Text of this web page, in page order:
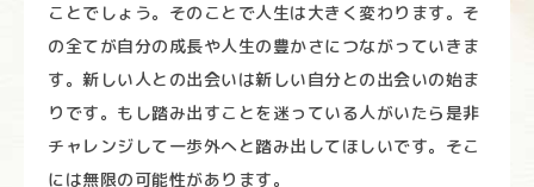
ことでしょう。そのことで人生は大きく変わります。そ
の全てが自分の成長や人生の豊かさにつながっていきま
す。新しい人との出会いは新しい自分との出会いの始ま
りです。もし踏み出すことを迷っている人がいたら是非
チャレンジして一歩外へと踏み出してほしいです。そこ
には無限の可能性があります。